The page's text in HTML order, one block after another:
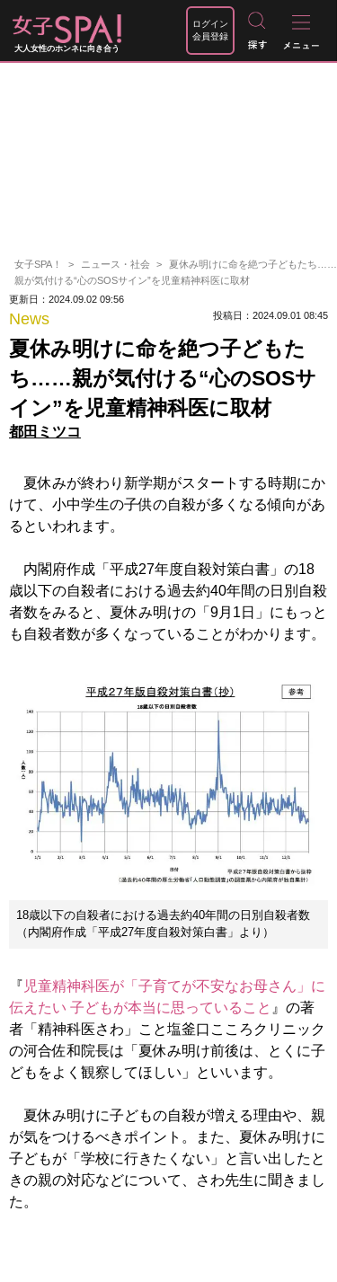
大人女性のホンネに向き合う
ログイン
会員登録
女子SPA！ ニュース・社会
夏休み明けに命を絶つ子どもたち……
親が気付ける“心のSOSサイン”を児童精神科医に取材
更新日：2024.09.02 09:56
News 投稿日：2024.09.01 08:45
夏休み明けに命を絶つ子どもた
ち……親が気付ける“心のSOSサ
イン”を児童精神科医に取材
都田ミツコ
夏休みが終わり新学期がスタートする時期にか
けて、小中学生の子供の自殺が多くなる傾向があ
るといわれます。
内閣府作成「平成27年度自殺対策白書」の18
歳以下の自殺者における過去約40年間の日別自殺
者数をみると、夏休み明けの「9月1日」にもっと
も自殺者数が多くなっていることがわかります。
18歳以下の自殺者における過去約40年間の日別自殺者数
（内閣府作成「平成27年度自殺対策白書」より）
『 児童精神科医が「子育てが不安なお母さん」に
伝えたい 子どもが本当に思っていること 』の著
者「精神科医さわ」こと塩釜口こころクリニック
の河合佐和院長は「夏休み明け前後は、とくに子
どもをよく観察してほしい」といいます。
夏休み明けに子どもの自殺が増える理由や、親
が気をつけるべきポイント。また、夏休み明けに
子どもが「学校に行きたくない」と言い出したと
きの親の対応などについて、さわ先生に聞きまし
た。